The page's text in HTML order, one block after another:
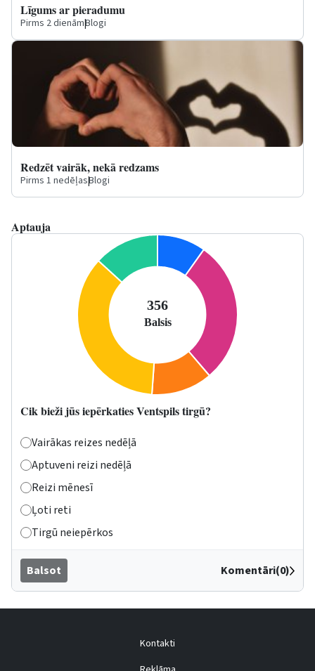
Līgums ar pieradumu
Pirms 2 dienām|Blogi
Redzēt vairāk, nekā redzams
Pirms 1 nedēļas|Blogi
Aptauja
Cik bieži jūs iepērkaties Ventspils tirgū?
Vairākas reizes nedēļā
Aptuveni reizi nedēļā
Reizi mēnesī
Ļoti reti
Tirgū neiepērkos
Balsot Komentāri(0)
Kontakti